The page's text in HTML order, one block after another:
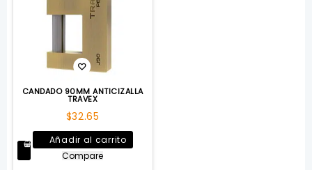
CANDADO 90MM ANTICIZALLA
TRAVEX
$32.65
Añadir al carrito
Compare